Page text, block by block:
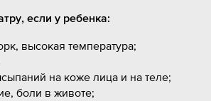
если у ребенка:
высокая температура;
на коже лица и на теле;
боли в животе;